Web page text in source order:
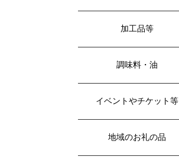
加工品等
調味料・油
イベントやチケット等
地域のお礼の品